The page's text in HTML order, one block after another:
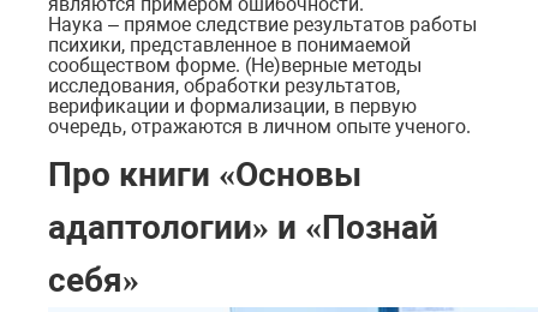
Наука – прямое следствие результатов работы
психики, представленное в понимаемой
сообществом форме. (Не)верные методы
исследования, обработки результатов,
верификации и формализации, в первую
очередь, отражаются в личном опыте ученого.
Про книги «Основы
адаптологии» и «Познай
себя»